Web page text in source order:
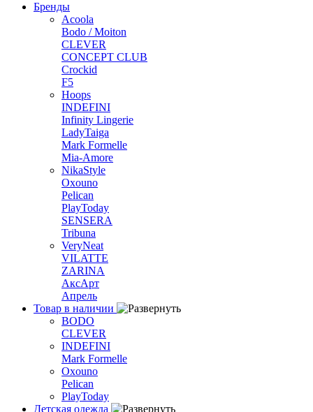
Бренды
Acoola
Bodo / Moiton
CLEVER
CONCEPT CLUB
Crockid
F5
Hoops
INDEFINI
Infinity Lingerie
LadyTaiga
Mark Formelle
Mia-Amore
NikaStyle
Oxouno
Pelican
PlayToday
SENSERA
Tribuna
VeryNeat
VILATTE
ZARINA
АксАрт
Апрель
Товар в наличии
BODO
CLEVER
INDEFINI
Mark Formelle
Oxouno
Pelican
PlayToday
Детская одежда